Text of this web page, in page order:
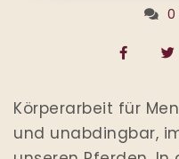
0
Körperarbeit für
und unabdingbar,